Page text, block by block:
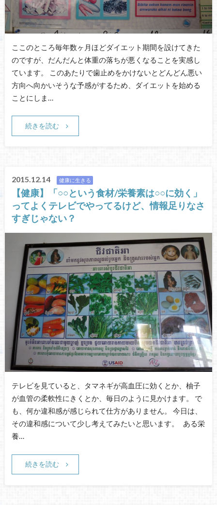
ここのところ毎年数ヶ月ほどダイエット期間を設けてきた
のですが、だんだんと体重の落ちが悪くなることを実感し
ています。 このあたりで歯止めをかけないとどんどん悪い
方向へ向かいそうな予感がするため、ダイエットを始める
ことにしま…
続きを読む
2015.12.14 健康に生きる
【健康】「○○という食材/栄養素は○○に効く」
ってよくテレビでやってるけど、情報足りなさ
すぎじゃない？
テレビを見ていると、タマネギが高血圧に効くとか、柚子
が血管の柔軟性にきくとか、毎日のように見かけます。 で
も、何か違和感が感じられて仕方がありません。 今日は、
その違和感について少し考えてみたいと思います。 ある栄
養…
続きを読む